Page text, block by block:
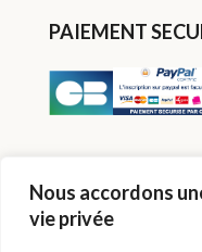
Nous accordons
vie privée
PAIEMENT